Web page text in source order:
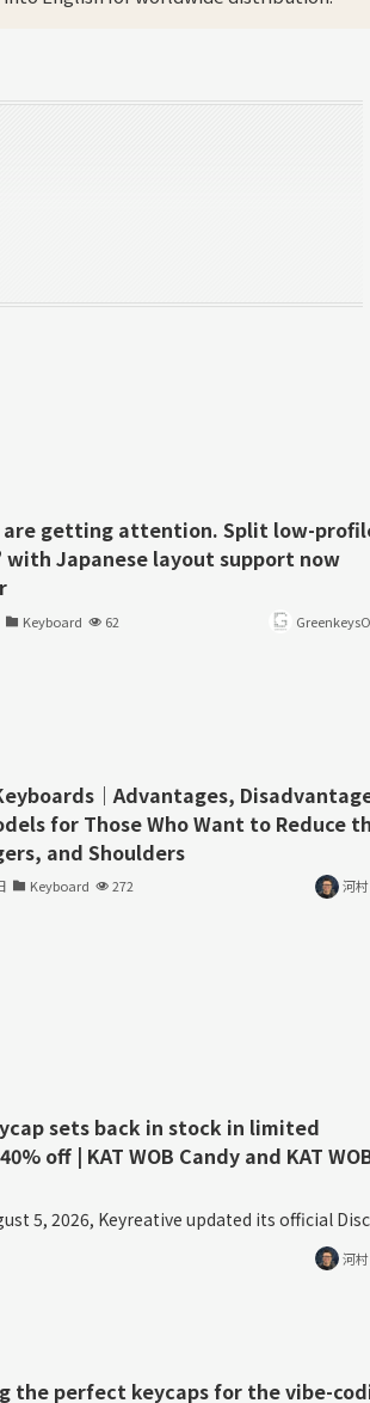
are getting attention. Split low-
with Japanese layout support now
Keyboard 62
｜Advantages,
for Those Who Want to Reduce
and Shoulders
Keyboard 272 河
sets back in stock in limited
off | KAT WOB Candy and KAT
5, 2026, Keyreative updated its official
河
the perfect keycaps for the vibe-